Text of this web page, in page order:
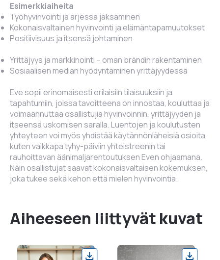
Esimerkkiaiheita
Työhyvinvointi ja arjessa jaksaminen
Kokonaisvaltainen hyvinvointi ja elämäntapamuutokset
Positiivisuus ja itsensä johtaminen
Yrittäjyys ja markkinointi – oman brändin rakentaminen
Sosiaalisen median hyödyntäminen yrittäjyydessä
Eve sopii erinomaisesti erilaisiin tilaisuuksiin ja
tapahtumiin, joissa tavoitteena on innostaa, kouluttaa ja
voimaannuttaa osallistujia hyvinvoinnin, yrittäjyyden ja
itseensä uskomisen saralla. Luentojen ja koulutusten
yhteyteen voi myös yhdistää käytännönläheisiä osioita,
kuten vaikkapa tyhy-päiviin yhteistreenin tai
rauhoittavan äänimaljarentoutuksen Even ohjaamana.
Näin osallistujat saavat kokonaisvaltaisen kokemuksen,
joka tukee sekä kehon että mielen hyvinvointia.
Aiheeseen liittyvät kuvat